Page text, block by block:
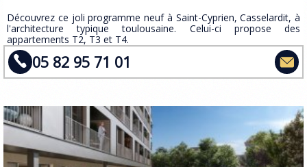
Découvrez ce joli programme neuf à Saint-Cyprien, Casselardit, à
l'architecture typique toulousaine. Celui-ci propose des
appartements T2, T3 et T4.
05 82 95 71 01